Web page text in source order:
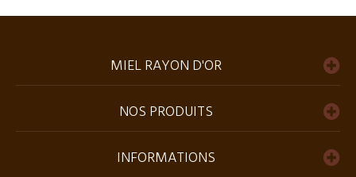
MIEL RAYON D'OR
NOS PRODUITS
INFORMATIONS